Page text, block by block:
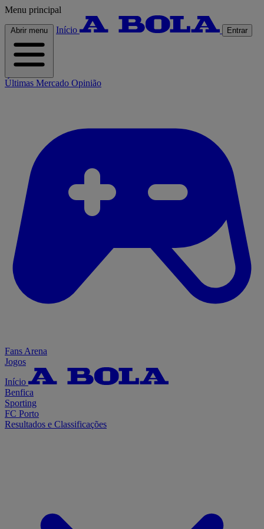
Menu principal
Abrir menu Início Entrar
Últimas Mercado Opinião
Fans Arena
Jogos
Início
Benfica
Sporting
FC Porto
Resultados e Classificações